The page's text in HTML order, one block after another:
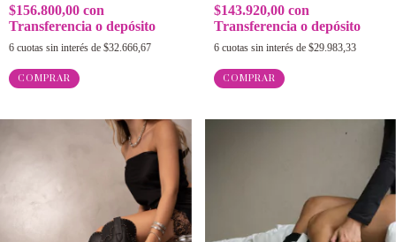
$156.800,00 con
Transferencia o depósito
6 cuotas sin interés de $32.666,67
COMPRAR
$143.920,00 con
Transferencia o depósito
6 cuotas sin interés de $29.983,33
COMPRAR